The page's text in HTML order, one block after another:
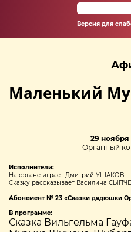
Версия для
Маленький
29 ноября
Органный
Исполнители:
На органе играет Дмитрий УШАКОВ
Сказку рассказывает Василина
Абонемент № 23 «Сказки дядюшки
В программе:
Сказка Вильгельма